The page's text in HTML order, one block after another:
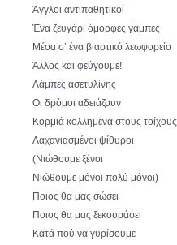
Άγγλοι αντιπαθητικοί
Ένα ζευγάρι όμορφες γάμπες
Μέσα σ’ ένα βιαστικό λεωφορείο
Άλλος και φεύγουμε!
Λάμπες ασετυλίνης
Οι δρόμοι αδειάζουν
Κορμιά κολλημένα στους τοίχους
Λαχανιασμένοι ψίθυροι
(Νιώθουμε ξένοι
Νιώθουμε μόνοι πολύ μόνοι)
Ποιος θα μας σώσει
Ποιος θα μας ξεκουράσει
Κατά πού να γυρίσουμε